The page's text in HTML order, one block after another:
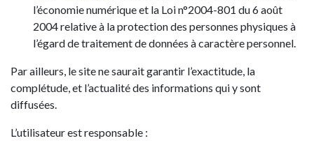
l’économie numérique et la Loi n°2004-801 du 6 août
2004 relative à la protection des personnes physiques à
l’égard de traitement de données à caractère personnel.
Par ailleurs, le site ne saurait garantir l’exactitude, la
complétude, et l’actualité des informations qui y sont
diffusées.
L’utilisateur est responsable :